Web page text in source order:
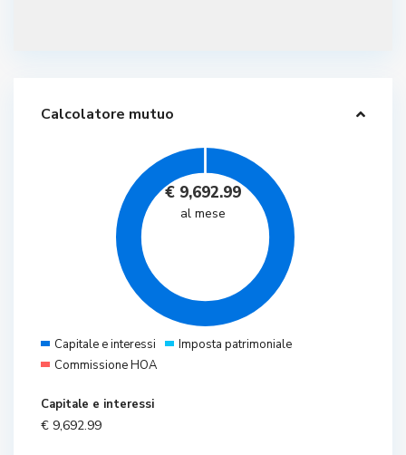
Calcolatore mutuo
€ 9,692.99
al mese
Capitale e interessi
Imposta patrimoniale
Commissione HOA
Capitale e interessi
€ 9,692.99